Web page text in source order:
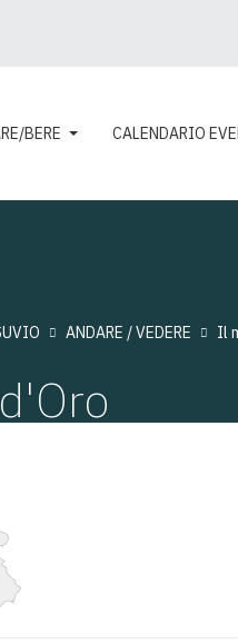
BERE CALENDARIO
ANDARE / VEDERE Il